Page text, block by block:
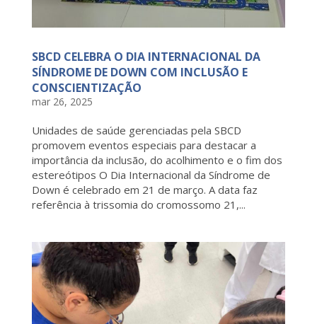
SBCD CELEBRA O DIA INTERNACIONAL DA
SÍNDROME DE DOWN COM INCLUSÃO E
CONSCIENTIZAÇÃO
mar 26, 2025
Unidades de saúde gerenciadas pela SBCD
promovem eventos especiais para destacar a
importância da inclusão, do acolhimento e o fim dos
estereótipos O Dia Internacional da Síndrome de
Down é celebrado em 21 de março. A data faz
referência à trissomia do cromossomo 21,...